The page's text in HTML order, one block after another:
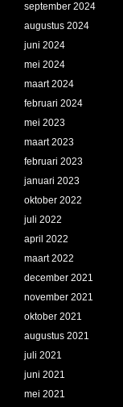
september 2024
augustus 2024
juni 2024
mei 2024
maart 2024
februari 2024
mei 2023
maart 2023
februari 2023
januari 2023
oktober 2022
juli 2022
april 2022
maart 2022
december 2021
november 2021
oktober 2021
augustus 2021
juli 2021
juni 2021
mei 2021